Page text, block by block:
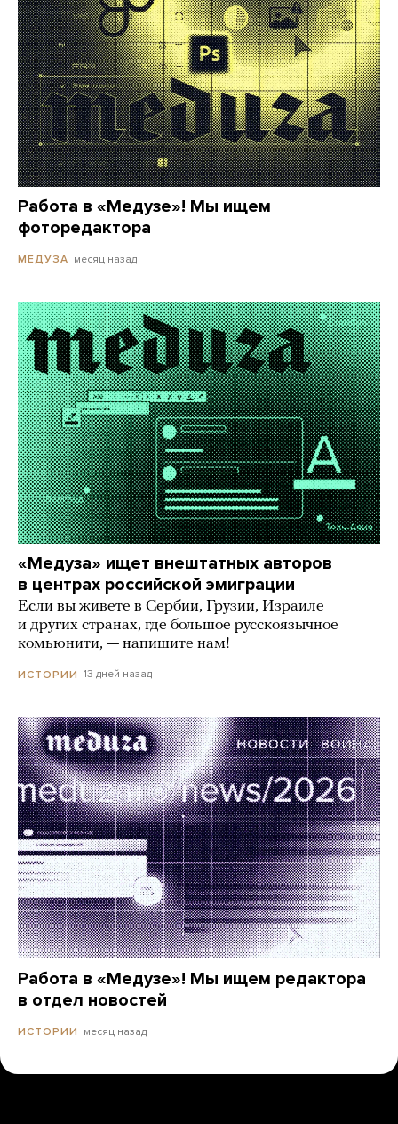
Работа в «Медузе»! Мы ищем
фоторедактора
МЕДУЗА месяц назад
«Медуза» ищет внештатных авторов
в центрах российской эмиграции
Если вы живете в Сербии, Грузии, Израиле
и других странах, где большое русскоязычное
комьюнити, — напишите нам!
ИСТОРИИ 13 дней назад
Работа в «Медузе»! Мы ищем редактора
в отдел новостей
ИСТОРИИ месяц назад